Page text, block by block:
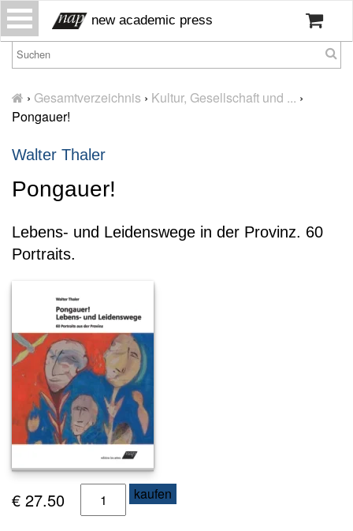
S
i
H
m
e
W
ü
u
n
e
s
s
N
w
sl
tt
new academic press
› Gesamtverzeichnis › Kultur, Gesellschaft und ... ›
Pongauer!
Walter Thaler
Pongauer!
Lebens- und Leidenswege in der Provinz. 60
Portraits.
€ 27.50
o
kaufen